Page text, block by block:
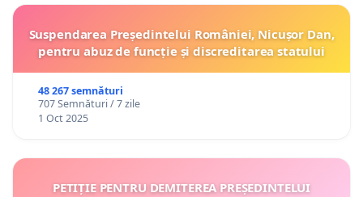
Suspendarea Președintelui României, Nicușor Dan,
pentru abuz de funcție și discreditarea statului
48 267 semnături
707 Semnături / 7 zile
1 Oct 2025
PETIȚIE PENTRU DEMITEREA PREȘEDINTELUI